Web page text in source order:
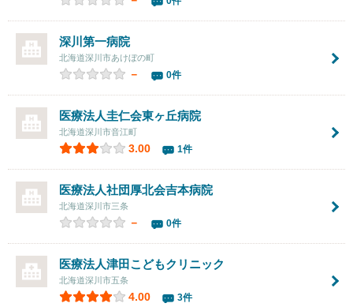
深川第一病院
北海道深川市あけぼの町
－ 0件
医療法人圭仁会東ヶ丘病院
北海道深川市音江町
3.00 1件
医療法人社団厚北会吉本病院
北海道深川市三条
－ 0件
医療法人津田こどもクリニック
北海道深川市五条
4.00 3件